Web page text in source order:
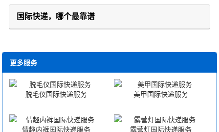
国际快递，哪个最靠谱
更多服务
脱毛仪国际快递服务 美甲国际快递服务
情趣内裤国际快递服务 露营灯国际快递服务